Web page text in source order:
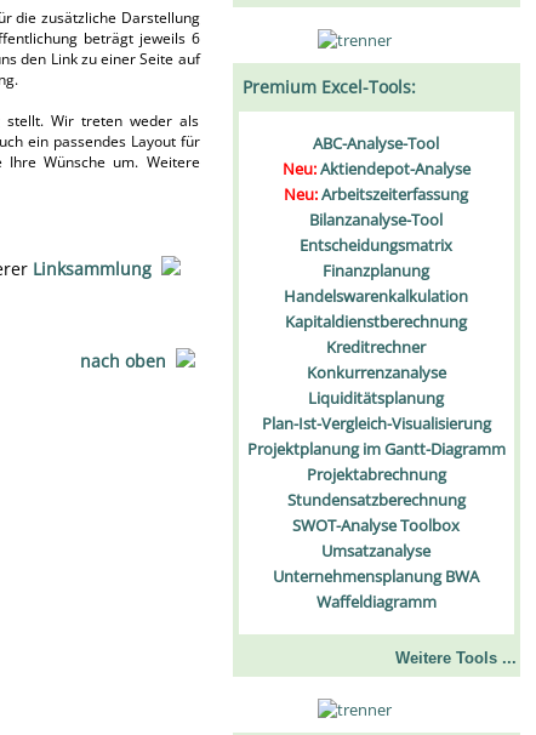
die zusätzliche Darstellung
beträgt jeweils 6
den Link zu einer Seite auf
stellt. Wir treten weder als
ein passendes Layout für
Ihre Wünsche um. Weitere
Linksammlung
nach oben
Premium Excel-Tools:
ABC-Analyse-Tool
Neu:Aktiendepot-Analyse
Neu:Arbeitszeiterfassung
Bilanzanalyse-Tool
Entscheidungsmatrix
Finanzplanung
Handelswarenkalkulation
Kapitaldienstberechnung
Kreditrechner
Konkurrenzanalyse
Liquiditätsplanung
Plan-Ist-Vergleich-Visualisierung
Projektplanung im Gantt-Diagramm
Projektabrechnung
Stundensatzberechnung
SWOT-Analyse Toolbox
Umsatzanalyse
Unternehmensplanung BWA
Waffeldiagramm
Weitere Tools ...